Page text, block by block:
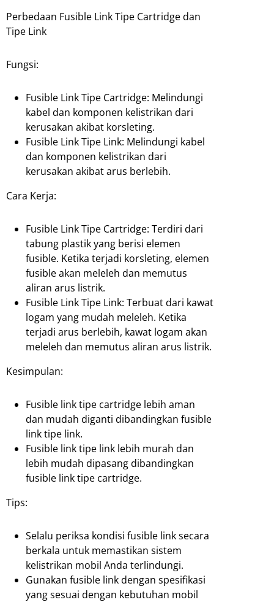
Perbedaan Fusible Link Tipe Cartridge dan
Tipe Link
Fungsi:
Fusible Link Tipe Cartridge: Melindungi
kabel dan komponen kelistrikan dari
kerusakan akibat korsleting.
Fusible Link Tipe Link: Melindungi kabel
dan komponen kelistrikan dari
kerusakan akibat arus berlebih.
Cara Kerja:
Fusible Link Tipe Cartridge: Terdiri dari
tabung plastik yang berisi elemen
fusible. Ketika terjadi korsleting, elemen
fusible akan meleleh dan memutus
aliran arus listrik.
Fusible Link Tipe Link: Terbuat dari kawat
logam yang mudah meleleh. Ketika
terjadi arus berlebih, kawat logam akan
meleleh dan memutus aliran arus listrik.
Kesimpulan:
Fusible link tipe cartridge lebih aman
dan mudah diganti dibandingkan fusible
link tipe link.
Fusible link tipe link lebih murah dan
lebih mudah dipasang dibandingkan
fusible link tipe cartridge.
Tips:
Selalu periksa kondisi fusible link secara
berkala untuk memastikan sistem
kelistrikan mobil Anda terlindungi.
Gunakan fusible link dengan spesifikasi
yang sesuai dengan kebutuhan mobil